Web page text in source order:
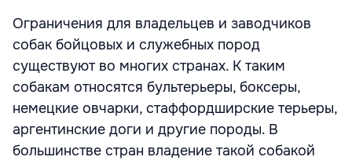
Ограничения для владельцев и заводчиков
собак бойцовых и служебных пород
существуют во многих странах. К таким
собакам относятся бультерьеры, боксеры,
немецкие овчарки, стаффордширские терьеры,
аргентинские доги и другие породы. В
большинстве стран владение такой собакой